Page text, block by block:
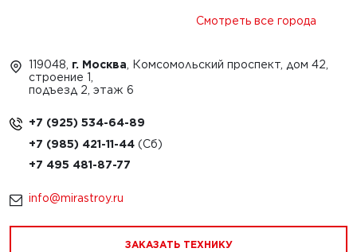
Смотреть все города
119048, г. Москва , Комсомольский проспект, дом 42,
строение 1,
подъезд 2, этаж 6
+7 (925) 534-64-89
+7 (985) 421-11-44
+7 495 481-87-77
info@mirastroy.ru
ЗАКАЗАТЬ ТЕХНИКУ